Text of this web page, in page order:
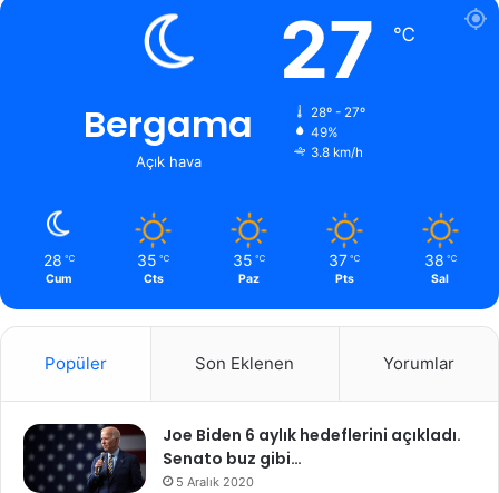
Bergama
Açık hava
27 ℃
28º - 27º
49%
3.8 km/h
28 ℃
Cum
35 ℃
Cts
35 ℃
Paz
37 ℃
Pts
38 ℃
Sal
Popüler Son Eklenen Yorumlar
Joe Biden 6 aylık hedeflerini açıkladı.
Senato buz gibi…
5 Aralık 2020